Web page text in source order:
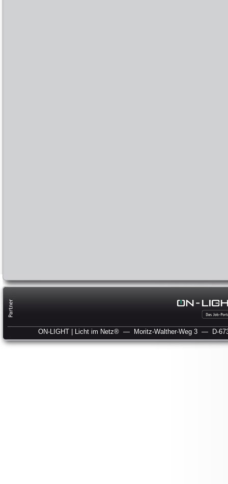
ON-LIGHT | Licht im Netz® — Moritz-Walther-Weg 3 — D-